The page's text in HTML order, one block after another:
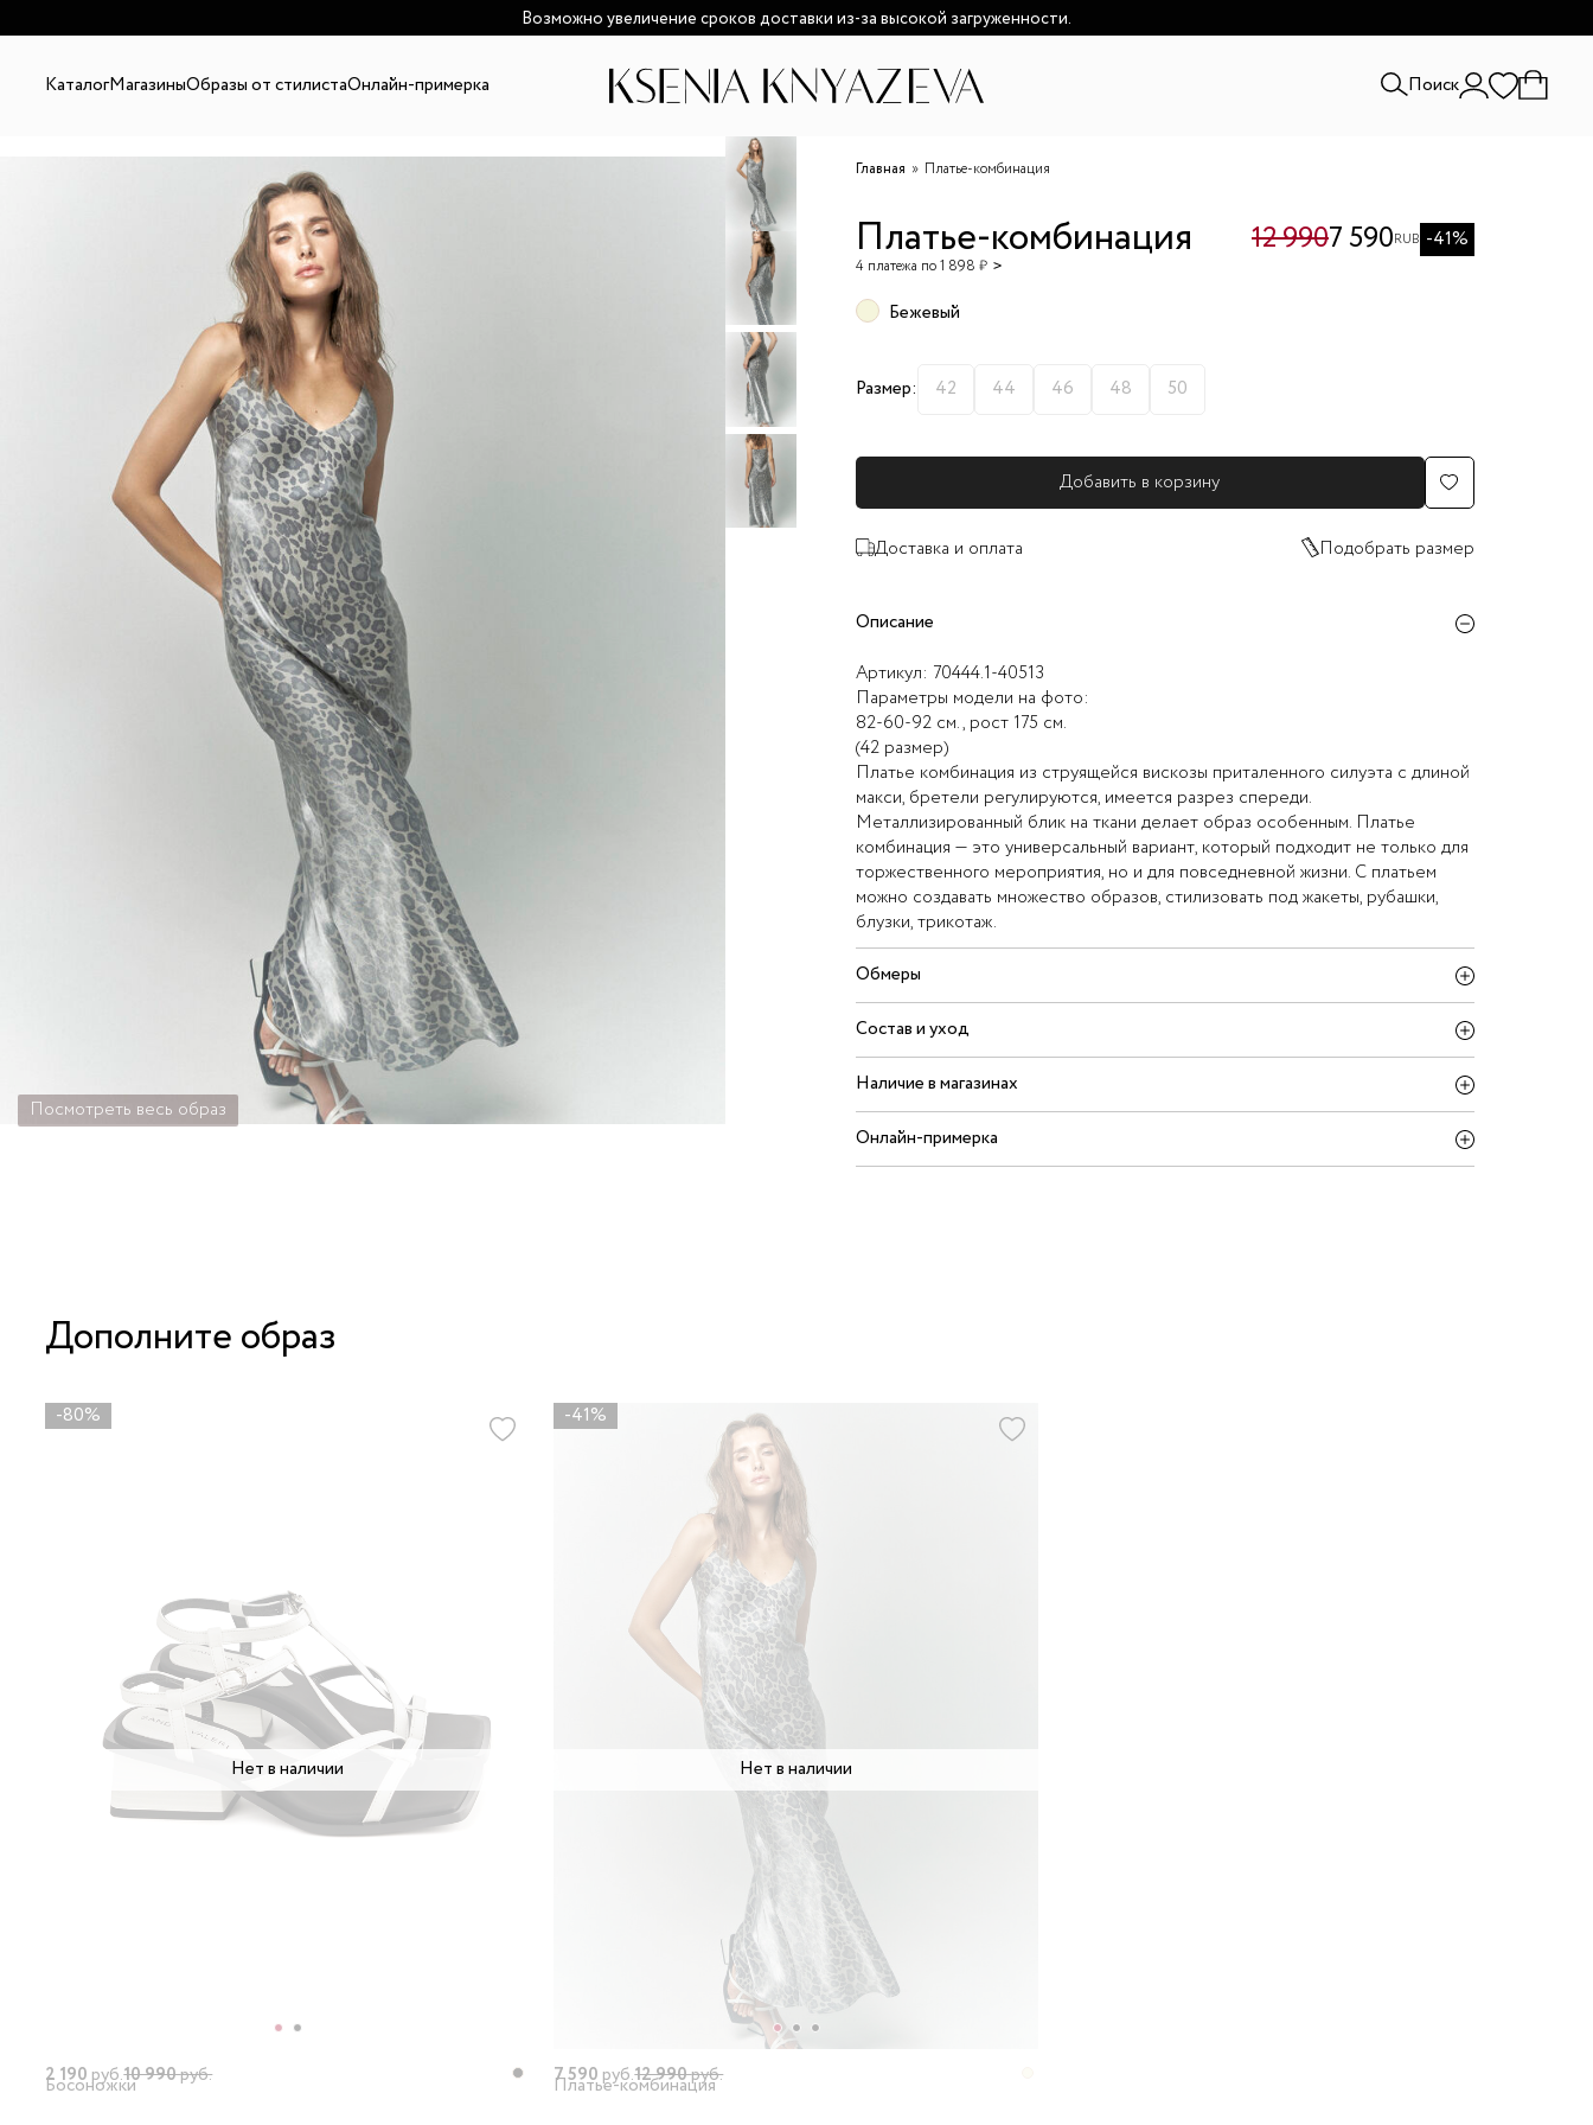
Возможно увеличение сроков доставки из-за высокой загруженности.
КаталогМагазиныОбразы от стилистаОнлайн-примерка Поиск
Посмотреть весь образ
Главная Платье-комбинация
Платье-комбинация
4 платежа по 1 898 ₽
12 9907 590RUB -41%
Бежевый
Размер: 42 44 46 48 50
Добавить в корзину
Доставка и оплата Подобрать размер
Описание
Артикул: 70444.1-40513
Параметры модели на фото:
82-60-92 см., рост 175 см.
(42 размер)
Платье комбинация из струящейся вискозы приталенного силуэта с длиной
макси, бретели регулируются, имеется разрез спереди.
Металлизированный блик на ткани делает образ особенным. Платье
комбинация — это универсальный вариант, который подходит не только для
торжественного мероприятия, но и для повседневной жизни. С платьем
можно создавать множество образов, стилизовать под жакеты, рубашки,
блузки, трикотаж.
Обмеры
Состав и уход
Наличие в магазинах
Онлайн-примерка
Дополните образ
Нет в наличии
-80%
2 190 руб.10 990руб.
Босоножки
Нет в наличии
-41%
7 590 руб.12 990руб.
Платье-комбинация